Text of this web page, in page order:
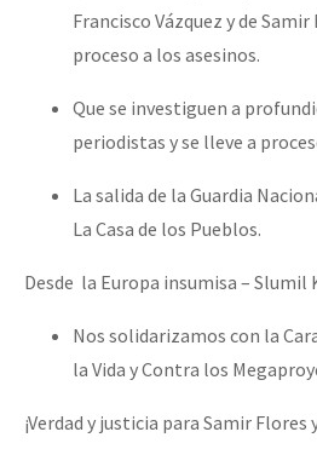
Francisco Vázquez y de
proceso a los asesinos.
Que se investiguen a
periodistas y se lleve a
La salida de la Guardia
La Casa de los Pueblos.
Desde la Europa insumisa – Slumil
Nos solidarizamos con la
la Vida y Contra los
¡Verdad y justicia para Samir Flores